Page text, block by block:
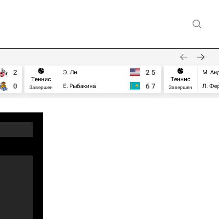
2
0
Теннис
Завершен
Э. Ли
Е. Рыбакина
2 5
6 7
Теннис
Завершен
М.
Л.